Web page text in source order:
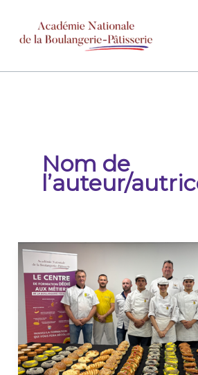
contenu
Nom de
l’auteur/
Joël
Defives,
MOF,
à
la
rencontre
de